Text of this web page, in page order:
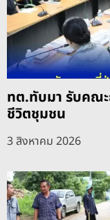
ทต.ทับมา รับคณ
ชีวิตชุมชน
3 สิงหาคม 2026